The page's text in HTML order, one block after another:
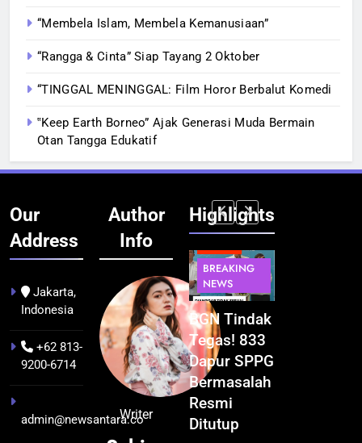
“Membela Islam, Membela Kemanusiaan”
“Rangga & Cinta” Siap Tayang 2 Oktober
“TINGGAL MENINGGAL: Film Horor Berbalut Komedi
‟Keep Earth Borneo” Ajak Generasi Muda Bermain
Otan Tangga Edukatif
Our
Address
Jakarta,
Indonesia
+62 813-
9200-6714
admin@newsantara.co
Author
Info
Writer
Highlights
BERITA
BUDAYA
Pontianak
dalam Peta
Kolonial
Awal Abad
hingga
BERITA
NEWS
Festival
Budaya
Khatulistiwa
2026
Terselenggara
Sukses,
BREAKING
NEWS
BGN Tindak
Tegas! 833
Dapur SPPG
Bermasalah
Resmi
Ditutup